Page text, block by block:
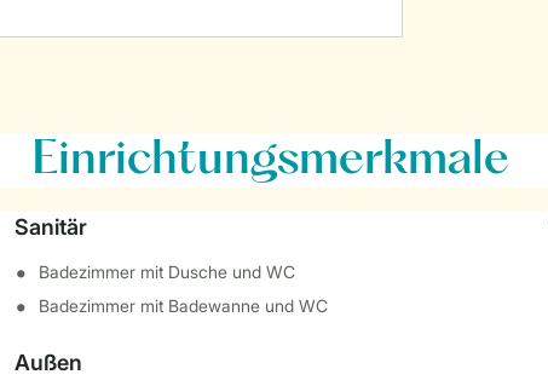
Einrichtungsmerkmale
Sanitär
Badezimmer mit Dusche und WC
Badezimmer mit Badewanne und WC
Außen